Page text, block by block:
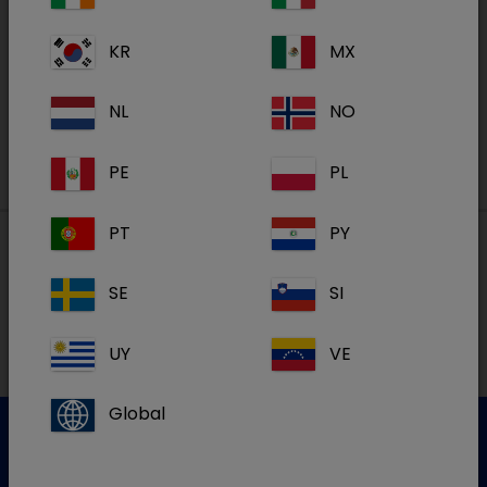
Nos adresses
KR MX
NL NO
PE PL
PT PY
SE SI
UY VE
Global